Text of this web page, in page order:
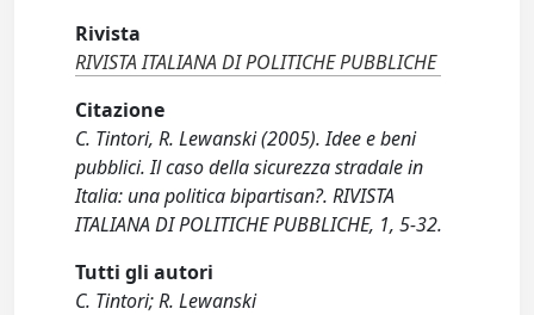
Rivista
RIVISTA ITALIANA DI POLITICHE PUBBLICHE
Citazione
C. Tintori, R. Lewanski (2005). Idee e beni
pubblici. Il caso della sicurezza stradale in
Italia: una politica bipartisan?. RIVISTA
ITALIANA DI POLITICHE PUBBLICHE, 1, 5-32.
Tutti gli autori
C. Tintori; R. Lewanski